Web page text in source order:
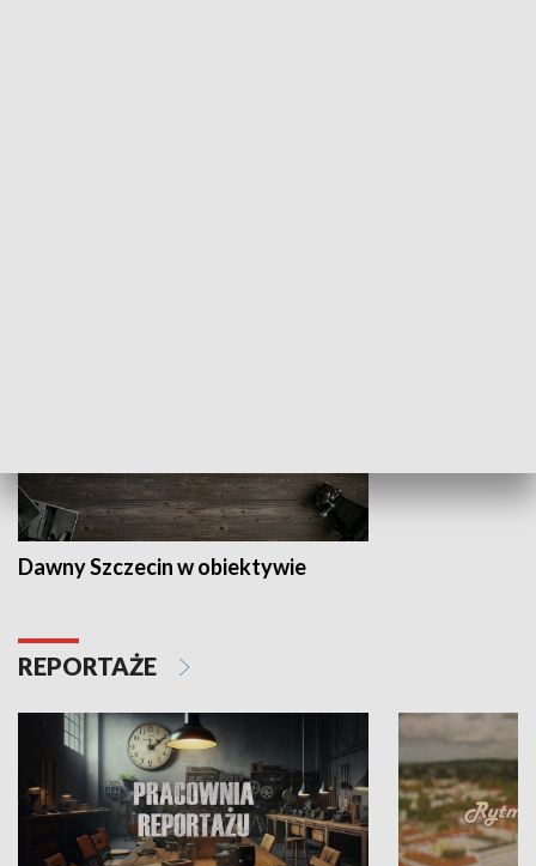
Dawny Szczecin w obiektywie
REPORTAŻE